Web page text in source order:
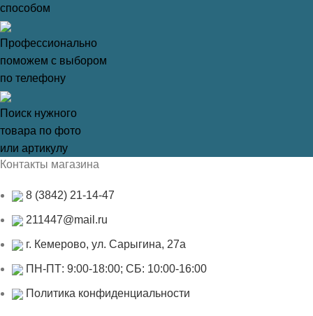
способом
Профессионально
поможем с выбором
по телефону
Поиск нужного
товара по фото
или артикулу
Контакты магазина
8 (3842) 21-14-47
211447@mail.ru
г. Кемерово, ул. Сарыгина, 27а
ПН-ПТ: 9:00-18:00; СБ: 10:00-16:00
Политика конфиденциальности